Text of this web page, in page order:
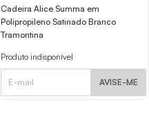
Cadeira Alice Summa em
Polipropileno Satinado Branco
Tramontina
Produto indisponível
AVISE-ME